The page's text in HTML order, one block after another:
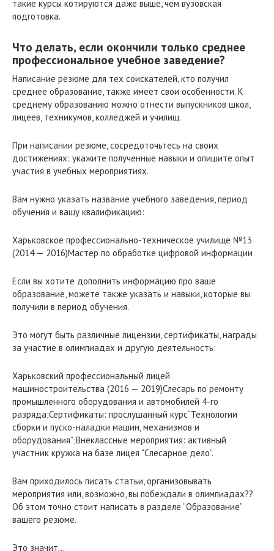
такие курсы котируются даже выше, чем вузовская
подготовка.
Что делать, если окончили только среднее
профессиональное учебное заведение?
Написание резюме для тех соискателей, кто получил
среднее образование, также имеет свои особенности. К
среднему образованию можно отнести выпускников школ,
лицеев, техникумов, колледжей и училищ.
При написании резюме, сосредоточьтесь на своих
достижениях: укажите полученные навыки и опишите опыт
участия в учебных мероприятиях.
Вам нужно указать название учебного заведения, период
обучения и вашу квалификацию:
Харьковское профессионально-техническое училище №13
(2014 — 2016)Мастер по обработке цифровой информации
Если вы хотите дополнить информацию про ваше
образование, можете также указать и навыки, которые вы
получили в период обучения.
Это могут быть различные лицензии, сертификаты, награды
за участие в олимпиадах и другую деятельность:
Харьковский профессиональный лицей
машиностроительства (2016 — 2019)Слесарь по ремонту
промышленного оборудования и автомобилей 4-го
разряда;Сертификаты: прослушанный курс“Технологии
сборки и пуско-наладки машин, механизмов и
оборудования”;Внеклассные мероприятия: активный
участник кружка на базе лицея “Слесарное дело”.
Вам приходилось писать статьи, организовывать
мероприятия или, возможно, вы побеждали в олимпиадах??
Об этом точно стоит написать в разделе “Образование”
вашего резюме.
Это значит…